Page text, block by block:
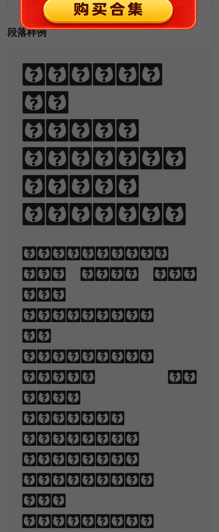
段落样例
Sphinx
of
black
quartz,
judge
my vow.
Typography
is the art
and
technique
of
arranging
type to
make
written
language
legible,
readable,
and
appealing